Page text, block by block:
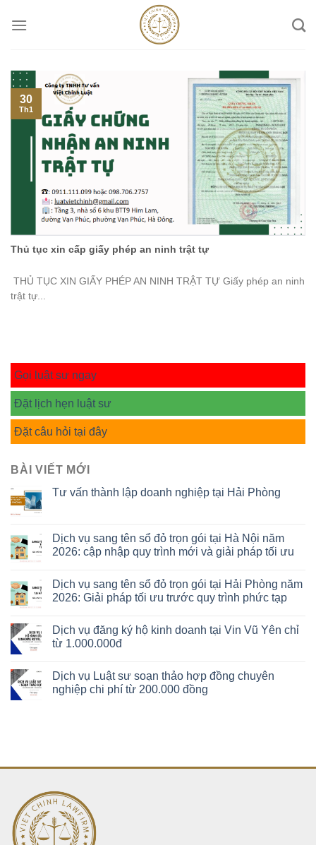
Thủ tục xin cấp giấy phép an ninh trật tự
THỦ TỤC XIN GIẤY PHÉP AN NINH TRẬT TỰ Giấy phép an ninh
trật tự...
30
Th1
Gọi luật sư ngay
Đặt lịch hẹn luật sư
Đặt câu hỏi tại đây
BÀI VIẾT MỚI
Tư vấn thành lập doanh nghiệp tại Hải Phòng
Dịch vụ sang tên sổ đỏ trọn gói tại Hà Nội năm
2026: cập nhập quy trình mới và giải pháp tối ưu
Dịch vụ sang tên sổ đỏ trọn gói tại Hải Phòng năm
2026: Giải pháp tối ưu trước quy trình phức tạp
Dịch vụ đăng ký hộ kinh doanh tại Vin Vũ Yên chỉ
từ 1.000.000đ
Dịch vụ Luật sư soạn thảo hợp đồng chuyên
nghiệp chi phí từ 200.000 đồng